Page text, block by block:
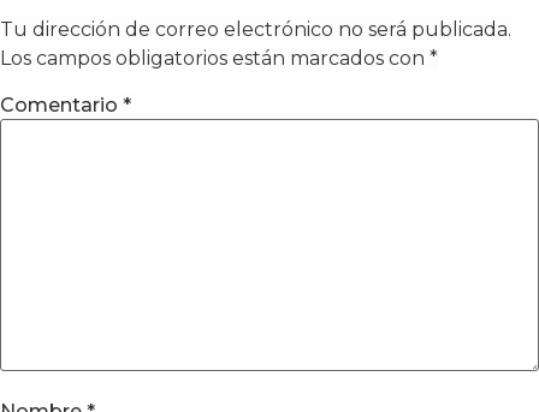
Tu dirección de correo electrónico no será publicada.
Los campos obligatorios están marcados con *
Comentario *